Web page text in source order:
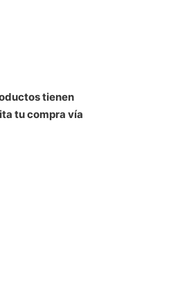
tienen
tu compra vía